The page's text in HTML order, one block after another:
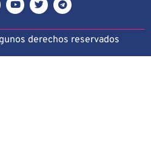
derechos reservados